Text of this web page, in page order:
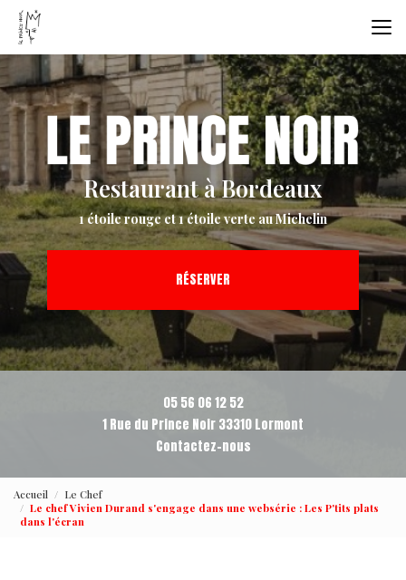
Aller
contenu
principal
Restaurant à Bordeaux
1 étoile rouge et 1 étoile verte au Michelin
RÉSERVER
05 56 06 12 52
1 Rue du Prince Noir 33310 Lormont
Contactez-nous
Accueil
Le Chef
Le chef Vivien Durand s'engage dans une websérie : Les P'tits plats
dans l'écran